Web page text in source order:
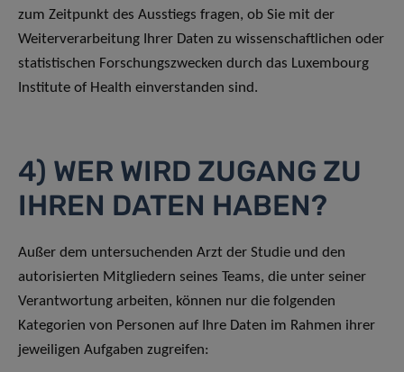
zum Zeitpunkt des Ausstiegs fragen, ob Sie mit der
Weiterverarbeitung Ihrer Daten zu wissenschaftlichen oder
statistischen Forschungszwecken durch das Luxembourg
Institute of Health einverstanden sind.
4) WER WIRD ZUGANG ZU
IHREN DATEN HABEN?
Außer dem untersuchenden Arzt der Studie und den
autorisierten Mitgliedern seines Teams, die unter seiner
Verantwortung arbeiten, können nur die folgenden
Kategorien von Personen auf Ihre Daten im Rahmen ihrer
jeweiligen Aufgaben zugreifen: